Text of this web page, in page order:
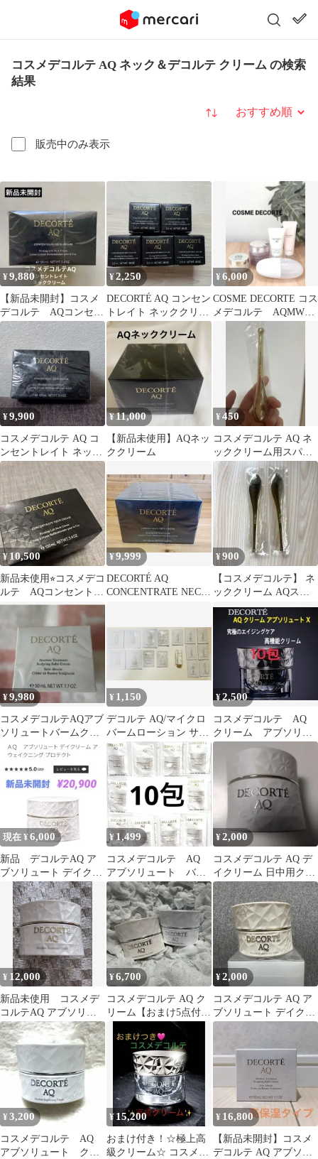
コスメデコルテ AQ ネック＆デコルテ クリーム の検索
結果
販売中のみ表示
並び替え
¥9,880
【新品未開封】コスメ
デコルテ AQコンセン
トレイトネッククリー
ム 98g
¥2,250
DECORTÉ AQ コンセン
トレイト ネッククリー
ム 5個
¥6,000
COSME DECORTE コス
メデコルテ AQMWネ
ックリニュークリー
¥9,900
コスメデコルテ AQ コ
ンセントレイト ネック
クリーム 98g
¥ 11,000
【新品未使用】AQネッ
ククリーム
¥450
コスメデコルテ AQ ネ
ッククリーム用スパチ
ュラ
¥ 10,500
新品未使用⭐︎コスメデコ
ルテ AQコンセントレ
イトネッククリーム
¥9,999
DECORTÉ AQ
CONCENTRATE NECK
¥900
【コスメデコルテ】 ネ
ッククリーム AQスパ
チュラ 2本セット
¥9,980
コスメデコルテAQアブ
ソリュートバームクリ
ームエラスティック
¥ 1,150
デコルテ AQ/マイクロ
バームローション サン
プルセット15包＋1本
¥2,500
コスメデコルテ AQ
クリーム アブソリュ
ート X 高機能クリー
現在 ¥6,000
新品 デコルテAQ ア
ブソリュート デイクリ
ーム アウェイクニン
グ プロテクト
¥ 1,499
コスメデコルテ AQ
アブソリュート バー
ムクリーム エラステ
ィック
¥2,000
コスメデコルテ AQ デ
イクリーム 日中用クリ
ーム
¥ 12,000
新品未使用 コスメデ
コルテAQ アブソリュ
ート バームクリーム エ
ラスティック
¥6,700
コスメデコルテ AQ ク
リーム【おまけ5点付
¥2,000
コスメデコルテ AQ ア
ブソリュート デイクリ
ーム
¥ 3,200
コスメデコルテ AQ
アブソリュート クリ
¥ 15,200
おまけ付き！☆極上高
級クリーム☆ コスメデ
¥ 16,800
【新品未開封】コスメ
デコルテ AQ アブソリ